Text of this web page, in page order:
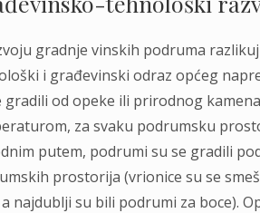
gradnje vinskih podruma
i građevinski odraz općeg
gradili od opeke ili prirodnog
za svaku podrumsku
putem, podrumi su se gradili
prostorija (vrionice su se
najdublji su bili podrumi za boce).